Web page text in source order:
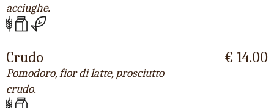
acciughe.
Crudo
Pomodoro, fior di latte, prosciutto
crudo.
€ 14.00